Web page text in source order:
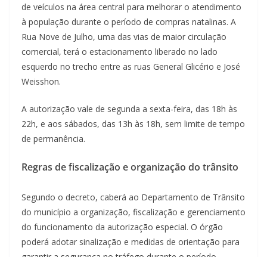
de veículos na área central para melhorar o atendimento
à população durante o período de compras natalinas. A
Rua Nove de Julho, uma das vias de maior circulação
comercial, terá o estacionamento liberado no lado
esquerdo no trecho entre as ruas General Glicério e José
Weisshon.
A autorização vale de segunda a sexta-feira, das 18h às
22h, e aos sábados, das 13h às 18h, sem limite de tempo
de permanência.
Regras de fiscalização e organização do trânsito
Segundo o decreto, caberá ao Departamento de Trânsito
do município a organização, fiscalização e gerenciamento
do funcionamento da autorização especial. O órgão
poderá adotar sinalização e medidas de orientação para